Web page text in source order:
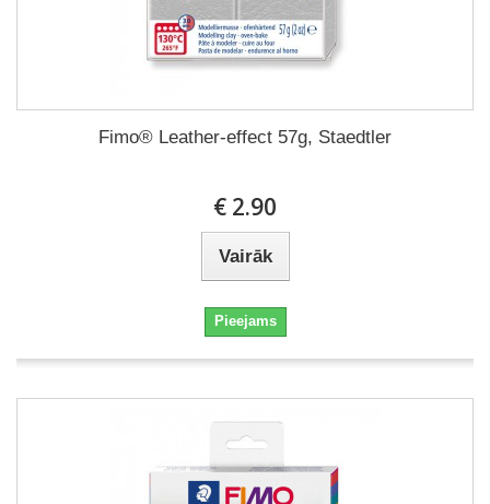
Fimo® Leather-effect 57g, Staedtler
€ 2.90
Vairāk
Pieejams